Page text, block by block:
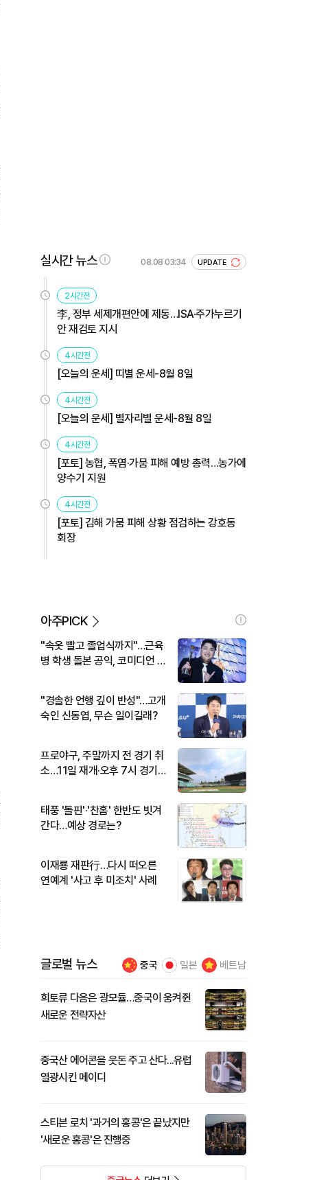
실시간 뉴스 08.08 03:34 UPDATE
2시간전
李, 정부 세제개편안에 제동…ISA·주가누르기
안 재검토 지시
4시간전
[오늘의 운세] 띠별 운세-8월 8일
4시간전
[오늘의 운세] 별자리별 운세-8월 8일
4시간전
[포토] 농협, 폭염·가뭄 피해 예방 총력…농가에
양수기 지원
4시간전
[포토] 김해 가뭄 피해 상황 점검하는 강호동
회장
아주PICK
"속옷 빨고 졸업식까지"…근육
병 학생 돌본 공익, 코미디언 김
"경솔한 언행 깊이 반성"…고개
숙인 신동엽, 무슨 일이길래?
프로야구, 주말까지 전 경기 취
소…11일 재개·오후 7시 경기
태풍 '돌핀'·'찬홈' 한반도 빗겨
간다…예상 경로는?
이재룡 재판行…다시 떠오른
연예계 '사고 후 미조치' 사례
글로벌 뉴스 중국 일본 베트남
희토류 다음은 광모듈…중국이 움켜쥔
새로운 전략자산
중국산 에어콘을 웃돈 주고 산다...유럽
열광시킨 메이디
스티븐 로치 '과거의 홍콩'은 끝났지만
'새로운 홍콩'은 진행중